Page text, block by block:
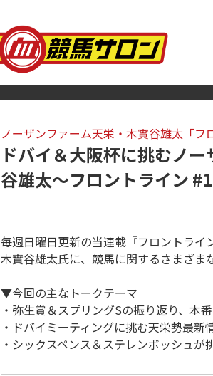
ノーザンファーム天栄・木實谷雄太「フ
ドバイ＆大阪杯に挑むノ
谷雄太～フロントライン
毎週日曜日更新の当連載『フロントライ
木實谷雄太氏に、競馬に関するさまざま
▼今回の主なトークテーマ
・弥生賞＆スプリングSの振り返り、本
・ドバイミーティングに挑む天栄勢最新
・シックスペンス＆ステレンボッシュが